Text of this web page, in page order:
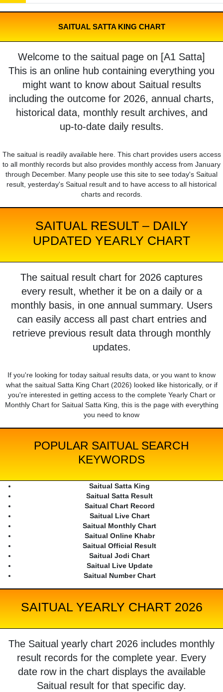
SAITUAL SATTA KING CHART
Welcome to the saitual page on [A1 Satta]
This is an online hub containing everything you
might want to know about Saitual results
including the outcome for 2026, annual charts,
historical data, monthly result archives, and
up-to-date daily results.
The saitual is readily available here. This chart provides users access
to all monthly records but also provides monthly access from January
through December. Many people use this site to see today's Saitual
result, yesterday's Saitual result and to have access to all historical
charts and records.
SAITUAL RESULT – DAILY
UPDATED YEARLY CHART
The saitual result chart for 2026 captures
every result, whether it be on a daily or a
monthly basis, in one annual summary. Users
can easily access all past chart entries and
retrieve previous result data through monthly
updates.
If you're looking for today saitual results data, or you want to know
what the saitual Satta King Chart (2026) looked like historically, or if
you're interested in getting access to the complete Yearly Chart or
Monthly Chart for Saitual Satta King, this is the page with everything
you need to know
POPULAR SAITUAL SEARCH
KEYWORDS
Saitual Satta King
Saitual Satta Result
Saitual Chart Record
Saitual Live Chart
Saitual Monthly Chart
Saitual Online Khabr
Saitual Official Result
Saitual Jodi Chart
Saitual Live Update
Saitual Number Chart
SAITUAL YEARLY CHART 2026
The Saitual yearly chart 2026 includes monthly
result records for the complete year. Every
date row in the chart displays the available
Saitual result for that specific day.